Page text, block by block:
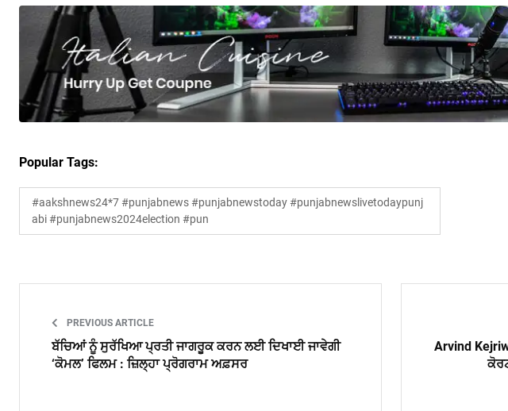
Popular Tags:
#aakshnews24*7 #punjabnews #punjabnewstoday #punjabnewslivetodaypunj
abi #punjabnews2024election #pun
PREVIOUS ARTICLE
ਬੱਚਿਆਂ ਨੂੰ ਸੁਰੱਖਿਆ ਪ੍ਰਤੀ ਜਾਗਰੂਕ ਕਰਨ ਲਈ ਦਿਖਾਈ ਜਾਵੇਗੀ
‘ਕੋਮਲ’ ਫਿਲਮ : ਜ਼ਿਲ੍ਹਾ ਪ੍ਰੋਗਰਾਮ ਅਫ਼ਸਰ
Arvind